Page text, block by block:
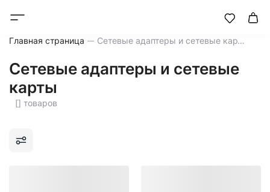
Главная страница Сетевые адаптеры и сетевые карты
Сетевые адаптеры и сетевые
карты
[] товаров